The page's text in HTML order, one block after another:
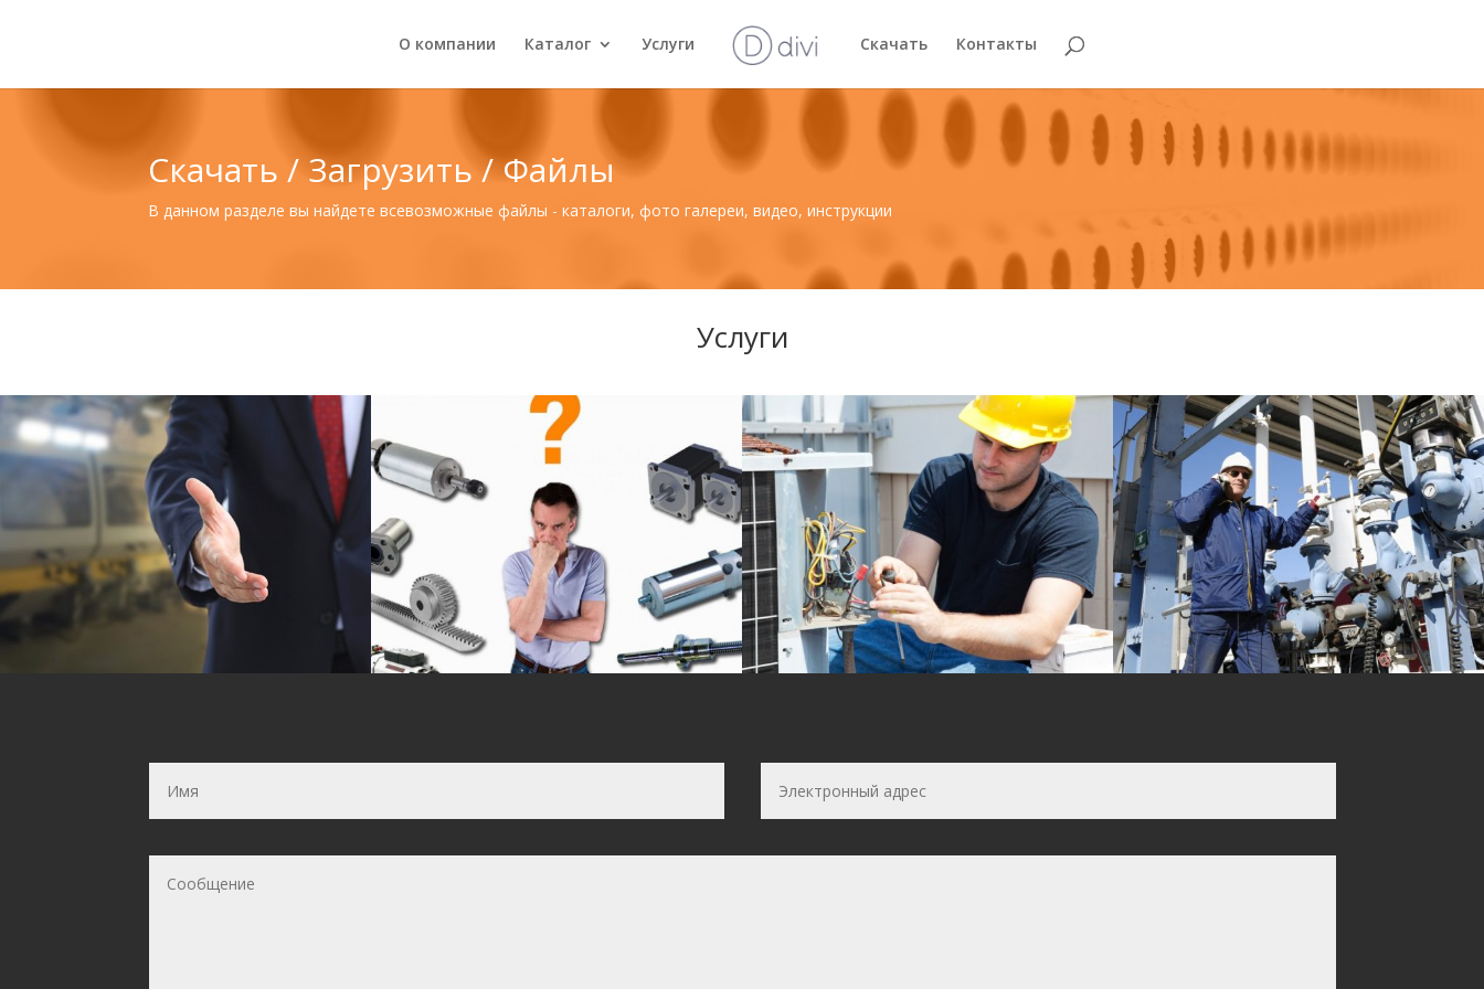
О компании Каталог Услуги Скачать Контакты
Скачать / Загрузить / Файлы
В данном разделе вы найдете всевозможные файлы - каталоги, фото галереи, видео, инструкции
Услуги